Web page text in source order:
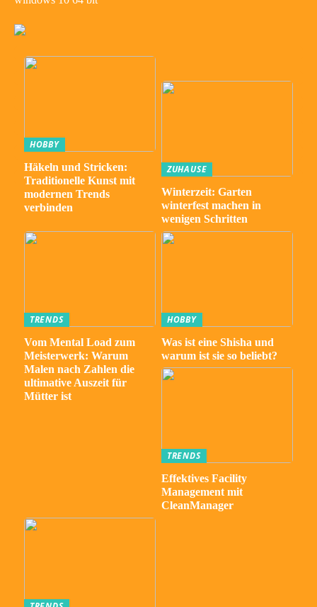
HOBBY
Häkeln und Stricken:
Traditionelle Kunst mit
modernen Trends
verbinden
ZUHAUSE
Winterzeit: Garten
winterfest machen in
wenigen Schritten
TRENDS
Vom Mental Load zum
Meisterwerk: Warum
Malen nach Zahlen die
ultimative Auszeit für
Mütter ist
HOBBY
Was ist eine Shisha und
warum ist sie so beliebt?
TRENDS
Effektives Facility
Management mit
CleanManager